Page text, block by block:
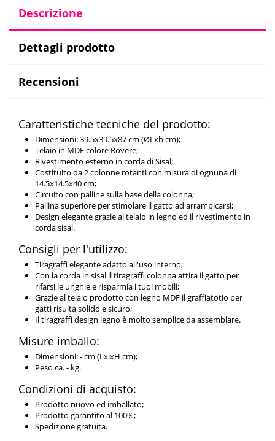
Descrizione
Dettagli prodotto
Recensioni
Caratteristiche tecniche del prodotto:
Dimensioni: 39.5x39.5x87 cm (ØLxh cm);
Telaio in MDF colore Rovere;
Rivestimento esterno in corda di Sisal;
Costituito da 2 colonne rotanti con misura di ognuna di
14.5x14.5x40 cm;
Circuito con palline sulla base della colonna;
Pallina superiore per stimolare il gatto ad arrampicarsi;
Design elegante grazie al telaio in legno ed il rivestimento in
corda sisal.
Consigli per l'utilizzo:
Tiragraffi elegante adatto all'uso interno;
Con la corda in sisal il tiragraffi colonna attira il gatto per
rifarsi le unghie e risparmia i tuoi mobili;
Grazie al telaio prodotto con legno MDF il graffiatotio per
gatti risulta solido e sicuro;
Il tiragraffi design legno è molto semplice da assemblare.
Misure imballo:
Dimensioni: - cm (LxlxH cm);
Peso ca. - kg.
Condizioni di acquisto:
Prodotto nuovo ed imballato;
Prodotto garantito al 100%;
Spedizione gratuita.